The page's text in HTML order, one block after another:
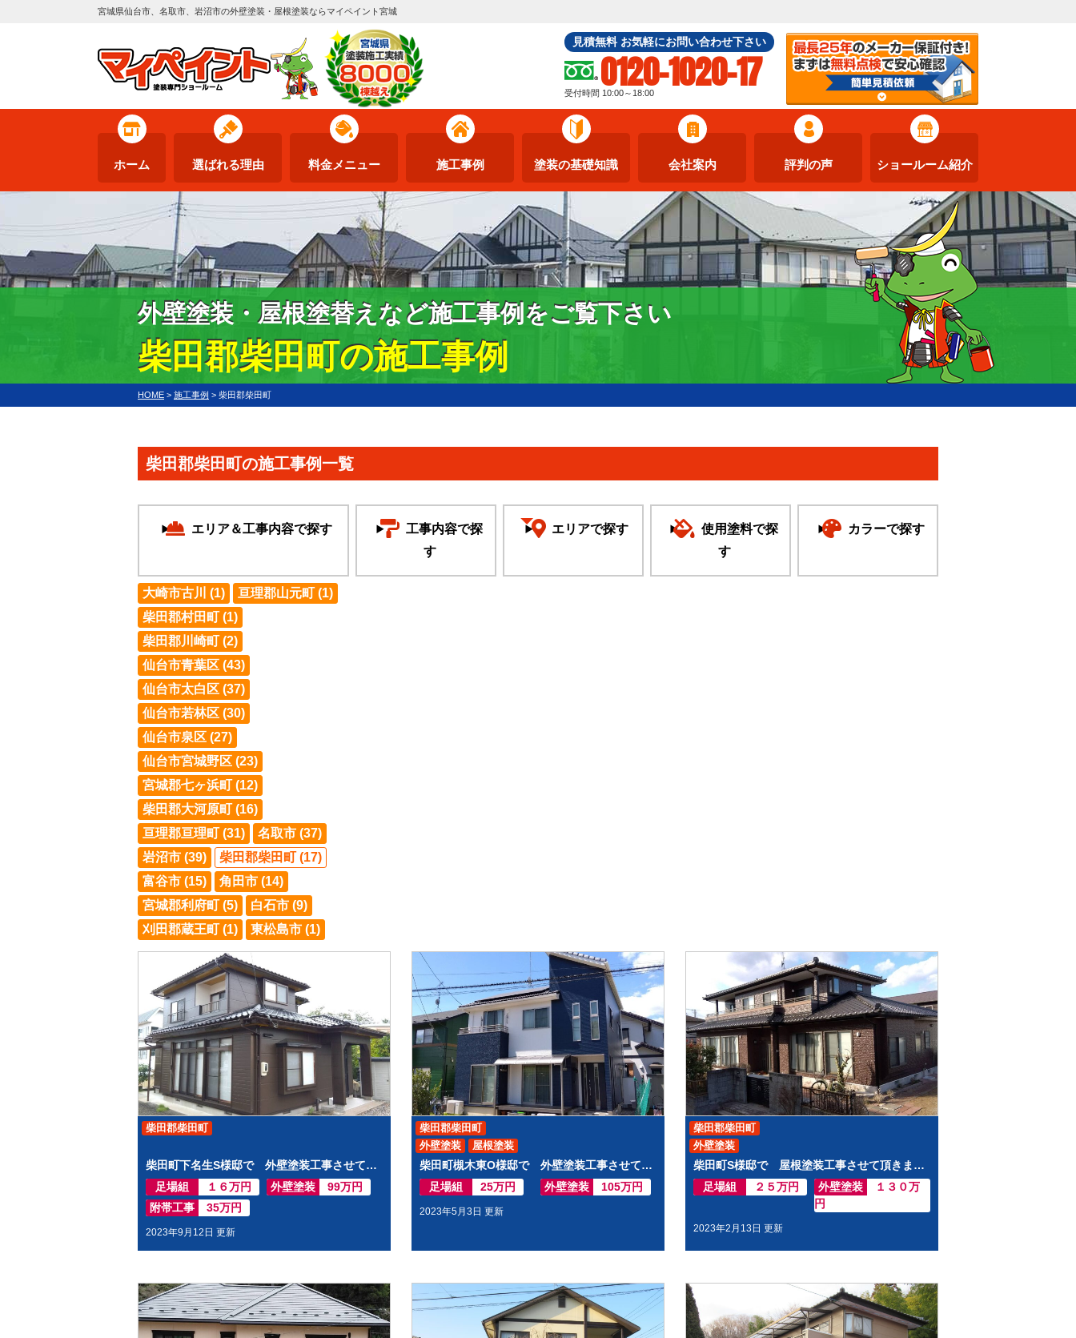
宮城県仙台市、名取市、岩沼市の外壁塗装・屋根塗装ならマイペイント宮城
見積無料 お気軽にお問い合わせ下さい
0120-1020-17
受付時間 10:00～18:00
ホーム 選ばれる理由 料金メニュー 施工事例 塗装の基礎知識 会社案内 評判の声 ショールーム紹介
外壁塗装・屋根塗替えなど施工事例をご覧下さい
柴田郡柴田町の施工事例
HOME > 施工事例 > 柴田郡柴田町
柴田郡柴田町の施工事例一覧
エリア＆工事内容で探す
工事内容で探
す
エリアで探す
大崎市古川 (1)
亘理郡山元町 (1)
柴田郡村田町 (1)
柴田郡川崎町 (2)
仙台市青葉区 (43)
仙台市太白区 (37)
仙台市若林区 (30)
仙台市泉区 (27)
仙台市宮城野区 (23)
宮城郡七ヶ浜町 (12)
柴田郡大河原町 (16)
亘理郡亘理町 (31)
名取市 (37)
岩沼市 (39)
柴田郡柴田町 (17)
富谷市 (15)
角田市 (14)
宮城郡利府町 (5)
白石市 (9)
刈田郡蔵王町 (1)
東松島市 (1)
使用塗料で探
す
カラーで探す
柴田町下名生S様邸で 外壁塗装工事させて頂きました
足場組
１６万円 外壁塗装
99万円
附帯工事
35万円
2023年9月12日 更新
柴田郡柴田町
柴田町槻木東O様邸で 外壁塗装工事させて頂きました
足場組
25万円 外壁塗装 105万円
2023年5月3日 更新
外壁塗装 屋根塗装
柴田郡柴田町
柴田町S様邸で 屋根塗装工事させて頂きました
足場組
２５万円 外壁塗装
１３０万
円
2023年2月13日 更新
外壁塗装
柴田郡柴田町